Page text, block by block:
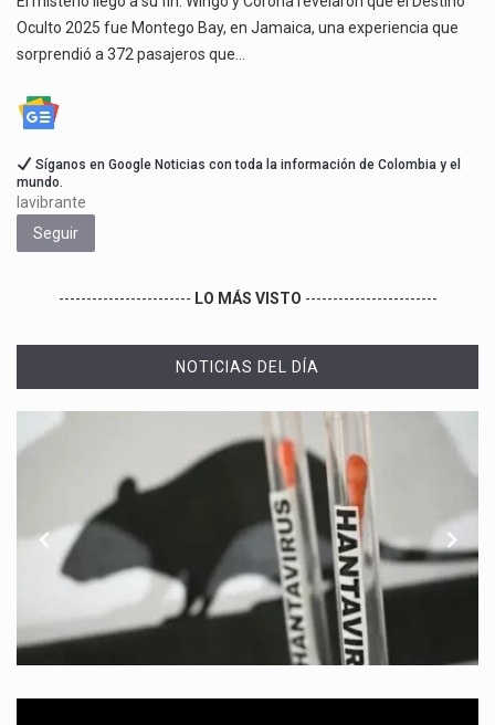
Oculto 2025 fue Montego Bay, en Jamaica, una experiencia que
sorprendió a 372 pasajeros que…
Síganos en Google Noticias con toda la información de Colombia y el
mundo.
lavibrante
Seguir
------------------------ LO MÁS VISTO ------------------------
NOTICIAS DEL DÍA